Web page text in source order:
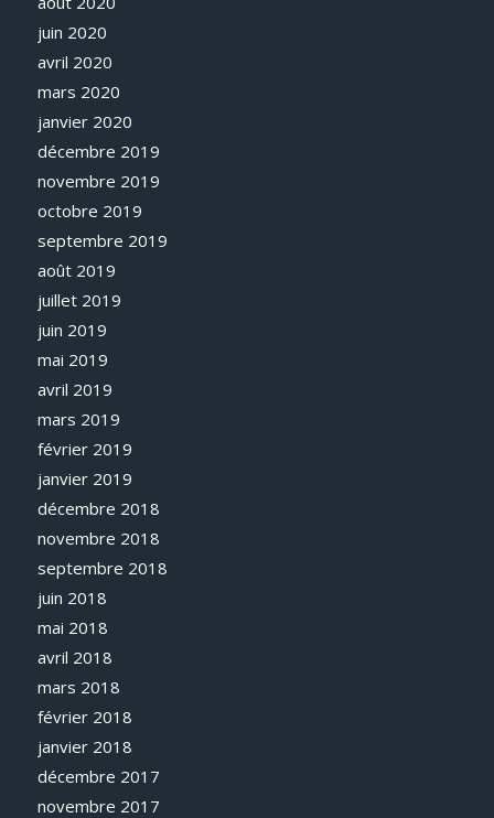
juin 2020
avril 2020
mars 2020
janvier 2020
décembre 2019
novembre 2019
octobre 2019
septembre 2019
août 2019
juillet 2019
juin 2019
mai 2019
avril 2019
mars 2019
février 2019
janvier 2019
décembre 2018
novembre 2018
septembre 2018
juin 2018
mai 2018
avril 2018
mars 2018
février 2018
janvier 2018
décembre 2017
novembre 2017